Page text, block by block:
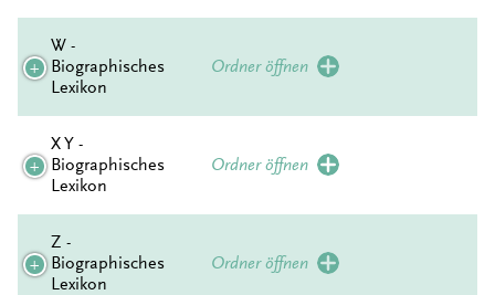
W -
Biographisches
Lexikon
Ordner öffnen
X Y -
Biographisches
Lexikon
Ordner öffnen
Z -
Biographisches
Lexikon
Ordner öffnen